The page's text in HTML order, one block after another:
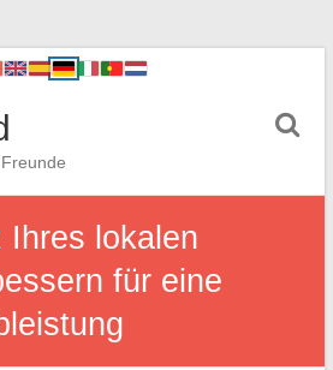
Ihres lokalen
für eine